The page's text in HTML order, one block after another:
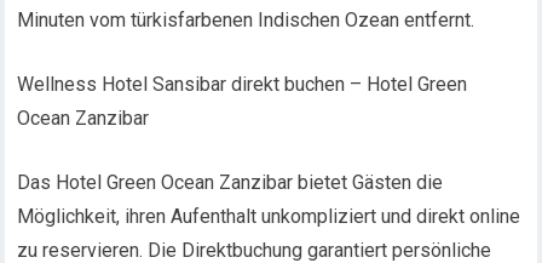
Minuten vom türkisfarbenen Indischen Ozean entfernt.
Wellness Hotel Sansibar direkt buchen – Hotel Green
Ocean Zanzibar
Das Hotel Green Ocean Zanzibar bietet Gästen die
Möglichkeit, ihren Aufenthalt unkompliziert und direkt online
zu reservieren. Die Direktbuchung garantiert persönliche